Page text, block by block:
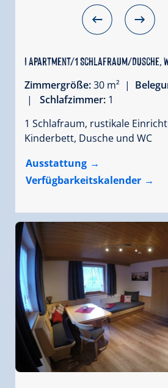
I Apartment/1 Schlafraum/Dusche,
Zimmergröße:30 m² |
|
Schlafzimmer: 1
1 Schlafraum, rustikale
Kinderbett, Dusche und WC
Ausstattung
Verfügbarkeitskalender